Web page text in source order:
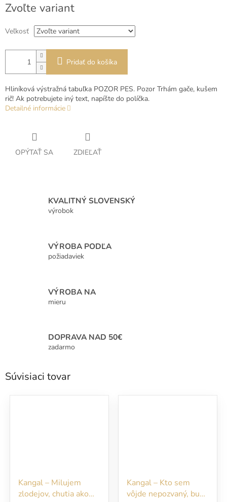
cena:
Zvoľte variant
Veľkosť
Pridať do košíka
Hliníková výstražná tabuľka POZOR PES. Pozor Trhám gače, kušem
rič! Ak potrebujete iný text, napíšte do políčka.
Detailné informácie
OPÝTAŤ SA ZDIEĽAŤ
KVALITNÝ SLOVENSKÝ
výrobok
VÝROBA PODĽA
požiadaviek
VÝROBA NA
mieru
DOPRAVA NAD 50€
zadarmo
Súvisiaci tovar
Kangal – Milujem
zlodejov, chutia ako
Kangal – Kto sem
vôjde nepozvaný, bude